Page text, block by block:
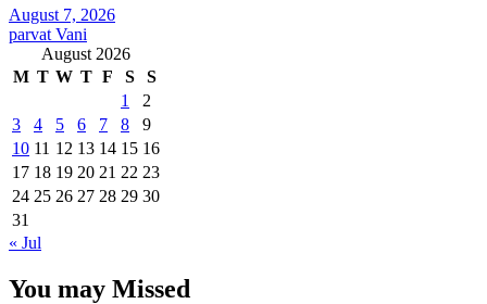
August 7, 2026
parvat Vani
August 2026
M T W T F S
S
1
2
3
4 5 6 7 8
9
10 11 12 13 14 15 16
17 18 19 20 21 22 23
24 25 26 27 28 29 30
31
« Jul
You may Missed